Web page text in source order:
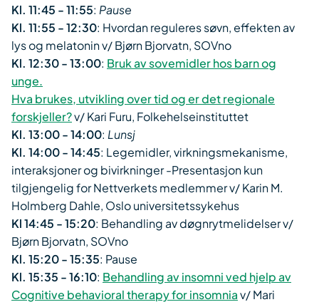
Kl. 11:45 - 11:55: Pause
Kl. 11:55 - 12:30: Hvordan reguleres søvn, effekten av
lys og melatonin v/ Bjørn Bjorvatn, SOVno
Kl. 12:30 - 13:00: Bruk av sovemidler hos barn og
unge.
Hva brukes, utvikling over tid og er det regionale
forskjeller?v/ Kari Furu, Folkehelseinstituttet
Kl. 13:00 - 14:00: Lunsj
Kl. 14:00 - 14:45: Legemidler, virkningsmekanisme,
interaksjoner og bivirkninger -Presentasjon kun
tilgjengelig for Nettverkets medlemmer v/ Karin M.
Holmberg Dahle, Oslo universitetssykehus
Kl 14:45 - 15:20: Behandling av døgnrytmelidelser v/
Bjørn Bjorvatn, SOVno
Kl. 15:20 - 15:35: Pause
Kl. 15:35 - 16:10: Behandling av insomni ved hjelp av
Cognitive behavioral therapy for insomniav/ ​Mari